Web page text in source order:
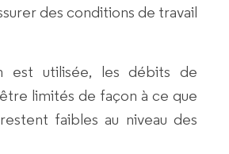
des conditions de travail
est utilisée, les débits de
limités de façon à ce que
faibles au niveau des